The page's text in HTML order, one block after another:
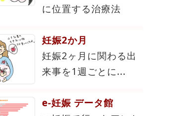
に位置する治療法
妊娠2か月
妊娠2ヶ月に関わる出
来事を1週ごとに...
e-妊娠 データ館